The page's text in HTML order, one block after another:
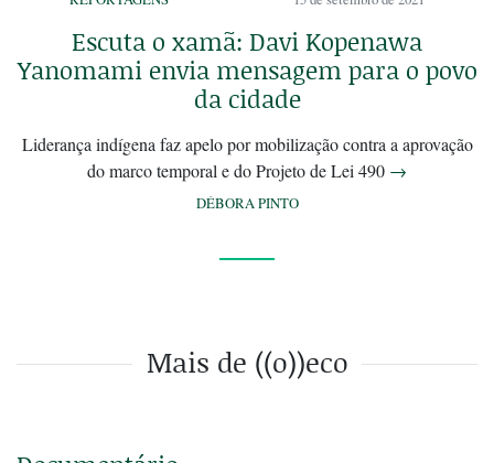
Escuta o xamã: Davi Kopenawa
Yanomami envia mensagem para o povo
da cidade
Liderança indígena faz apelo por mobilização contra a aprovação
do marco temporal e do Projeto de Lei 490 →
DÉBORA PINTO
Mais de ((o))eco